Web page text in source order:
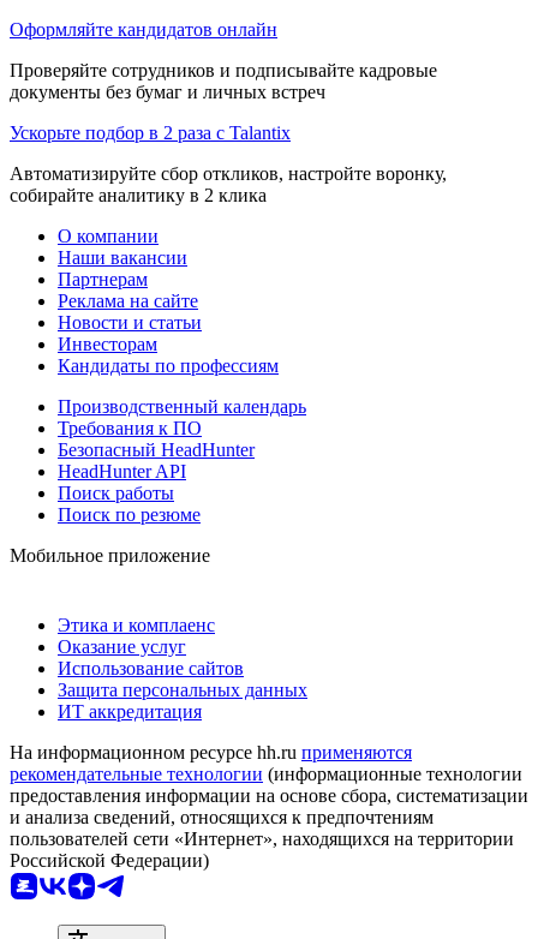
Оформляйте кандидатов онлайн
Проверяйте сотрудников и подписывайте кадровые
документы без бумаг и личных встреч
Ускорьте подбор в 2 раза с Talantix
Автоматизируйте сбор откликов, настройте воронку,
собирайте аналитику в 2 клика
О компании
Наши вакансии
Партнерам
Реклама на сайте
Новости и статьи
Инвесторам
Кандидаты по профессиям
Производственный календарь
Требования к ПО
Безопасный HeadHunter
HeadHunter API
Поиск работы
Поиск по резюме
Мобильное приложение
Этика и комплаенс
Оказание услуг
Использование сайтов
Защита персональных данных
ИТ аккредитация
На информационном ресурсе hh.ru применяются
рекомендательные технологии (информационные технологии
предоставления информации на основе сбора, систематизации
и анализа сведений, относящихся к предпочтениям
пользователей сети «Интернет», находящихся на территории
Российской Федерации)